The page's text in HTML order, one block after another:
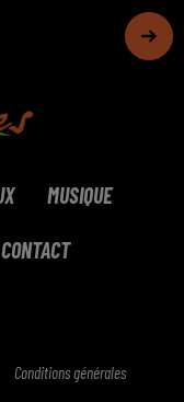
MUSIQUE
CONTACT
Conditions générales